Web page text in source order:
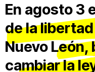
En agosto 3
de la
Nuevo León,
cambiar la